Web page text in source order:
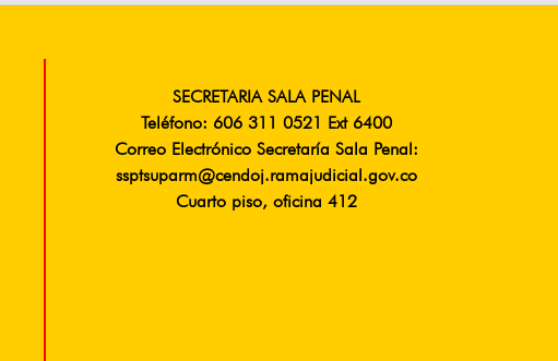
SECRETARIA SALA PENAL
Teléfono: 606 311 0521 Ext 6400
Correo Electrónico Secretaría Sala Penal:
ssptsuparm@cendoj.ramajudicial.gov.co
Cuarto piso, oficina 412